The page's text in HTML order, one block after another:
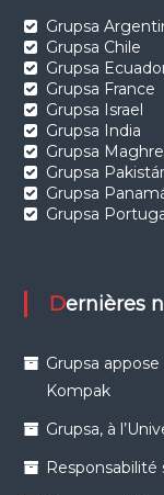
Grupsa
Grupsa Chile
Grupsa
Grupsa France
Grupsa Israel
Grupsa India
Grupsa
Grupsa
Grupsa
Grupsa
Dernières
Grupsa
Kompak
Grupsa, à
Responsabilité